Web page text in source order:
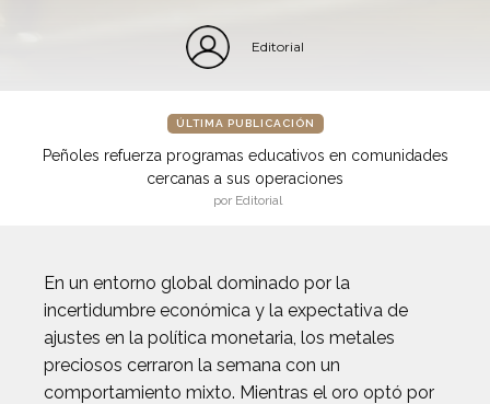
Editorial
ÚLTIMA PUBLICACIÓN
Peñoles refuerza programas educativos en comunidades
cercanas a sus operaciones
por Editorial
En un entorno global dominado por la
incertidumbre económica y la expectativa de
ajustes en la política monetaria, los metales
preciosos cerraron la semana con un
comportamiento mixto. Mientras el oro optó por